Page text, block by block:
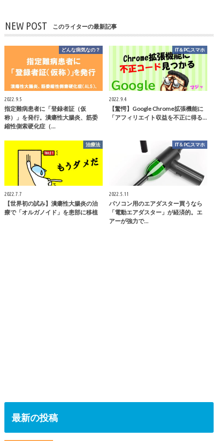
NEW POST このライターの最新記事
どんな病気なの？
2022.9.5
指定難病患者に「登録者証（仮
称）」を発行。潰瘍性大腸炎、筋委
縮性側索硬化症（…
IT＆PC,スマホ
2022.9.4
【驚愕】Google Chrome拡張機能に
「アフィリエイト収益を不正に得る…
治療法
2022.7.7
【世界初の試み】潰瘍性大腸炎の治
療で「オルガノイド」を患部に移植
IT＆PC,スマホ
2022.5.11
パソコン用のエアダスター買うなら
「電動エアダスター」が経済的。エ
アーが強力で…
最新の投稿